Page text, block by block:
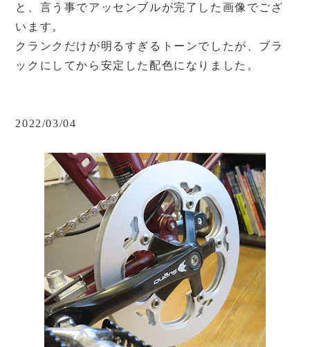
と、言う事でアッセンブルが完了した画像でござ
います。
クランクだけが明るすぎるトーンでしたが、ブラ
ックにしてから安定した配色になりました。
2022/03/04